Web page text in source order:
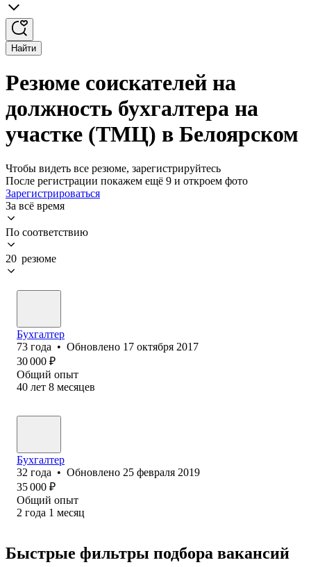
Найти
Резюме соискателей на
должность бухгалтера на
участке (ТМЦ) в Белоярском
Чтобы видеть все резюме, зарегистрируйтесь
После регистрации покажем ещё 9 и откроем фото
Зарегистрироваться
За всё время
По соответствию
20 резюме
Бухгалтер
73 года • Обновлено 17 октября 2017
30 000 ₽
Общий опыт
40 лет 8 месяцев
Бухгалтер
32 года • Обновлено 25 февраля 2019
35 000 ₽
Общий опыт
2 года 1 месяц
Быстрые фильтры подбора вакансий